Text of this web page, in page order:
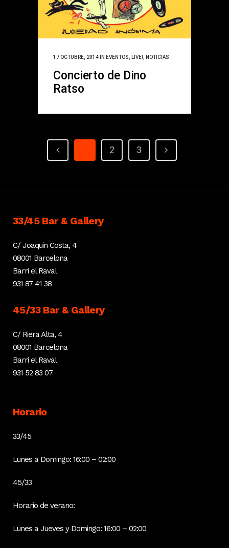
17 OCTUBRE, 2014 IN EVENTOS, LIVE!, NOTICIAS
Concierto de Dino
Ratso
2 3
33/45 Bar & Gallery
C/ Joaquin Costa, 4
08001 Barcelona
Barri el Raval
931 87 41 38
45/33 Bar & Gallery
C/ Riera Alta, 4
08001 Barcelona
Barri el Raval
931 52 83 07
Horario
33/45
Lunes a Domingo: 16:00 – 02:00
45/33
Horario de verano:
Lunes a Jueves y Domingo: 16:00 – 02:00